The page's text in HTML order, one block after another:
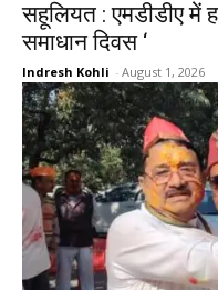
सहूलियत : एमडीडीए में
समाधान दिवस ‘
Indresh Kohli - August 1, 2026